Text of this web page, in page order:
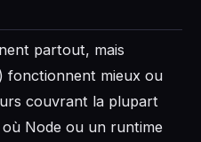
partout, mais
fonctionnent mieux ou
couvrant la plupart
Node ou un runtime